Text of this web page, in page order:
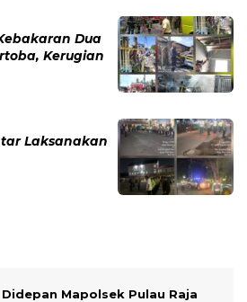
Dua
Kerugian
Laksanakan
Didepan Mapolsek Pulau Raja